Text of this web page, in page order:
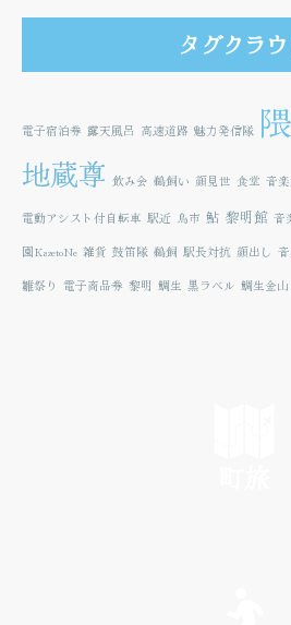
タグクラ
電子宿泊券 露天風呂 高速道路 魅力発信隊
地蔵尊 飲み会 鵜飼い 顔見世 食堂 音
電動アシスト付自転車 駅近 鳥市 鮎 黎明館 音
園KazetoNe 雑貨 鼓笛隊 鵜飼 駅長対抗 顔出し
雛祭り 電子商品券 黎明 鯛生 黒ラベル 鯛生金山